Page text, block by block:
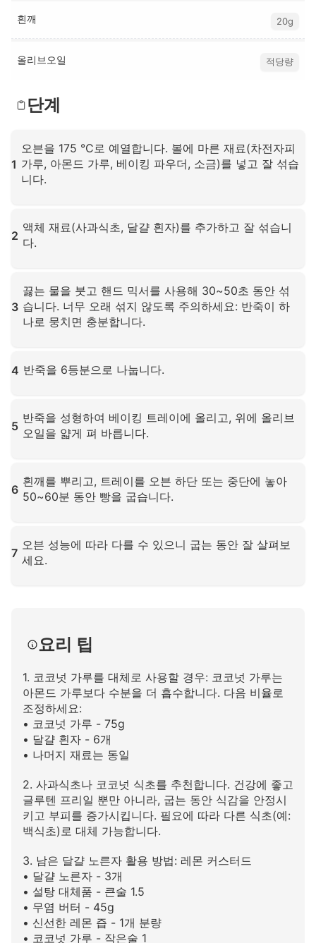
흰깨 20g
올리브오일 적당량
단계
1
오븐을 175 °C로 예열합니다. 볼에 마른 재료(차전자피
가루, 아몬드 가루, 베이킹 파우더, 소금)를 넣고 잘 섞습
니다.
2
액체 재료(사과식초, 달걀 흰자)를 추가하고 잘 섞습니
다.
3
끓는 물을 붓고 핸드 믹서를 사용해 30~50초 동안 섞
습니다. 너무 오래 섞지 않도록 주의하세요: 반죽이 하
나로 뭉치면 충분합니다.
4 반죽을 6등분으로 나눕니다.
5
반죽을 성형하여 베이킹 트레이에 올리고, 위에 올리브
오일을 얇게 펴 바릅니다.
6
흰깨를 뿌리고, 트레이를 오븐 하단 또는 중단에 놓아
50~60분 동안 빵을 굽습니다.
7
오븐 성능에 따라 다를 수 있으니 굽는 동안 잘 살펴보
세요.
요리 팁
1. 코코넛 가루를 대체로 사용할 경우: 코코넛 가루는
아몬드 가루보다 수분을 더 흡수합니다. 다음 비율로
조정하세요:
• 코코넛 가루 - 75g
• 달걀 흰자 - 6개
• 나머지 재료는 동일
2. 사과식초나 코코넛 식초를 추천합니다. 건강에 좋고
글루텐 프리일 뿐만 아니라, 굽는 동안 식감을 안정시
키고 부피를 증가시킵니다. 필요에 따라 다른 식초(예:
백식초)로 대체 가능합니다.
3. 남은 달걀 노른자 활용 방법: 레몬 커스터드
• 달걀 노른자 - 3개
• 설탕 대체품 - 큰술 1.5
• 무염 버터 - 45g
• 신선한 레몬 즙 - 1개 분량
• 코코넛 가루 - 작은술 1